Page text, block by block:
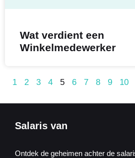
Wat verdient een
Winkelmedewerker
1 2 3 4 5 6 7 8 9 10
Salaris van
Ontdek de geheimen achter de